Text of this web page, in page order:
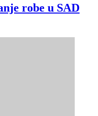
robe u SAD